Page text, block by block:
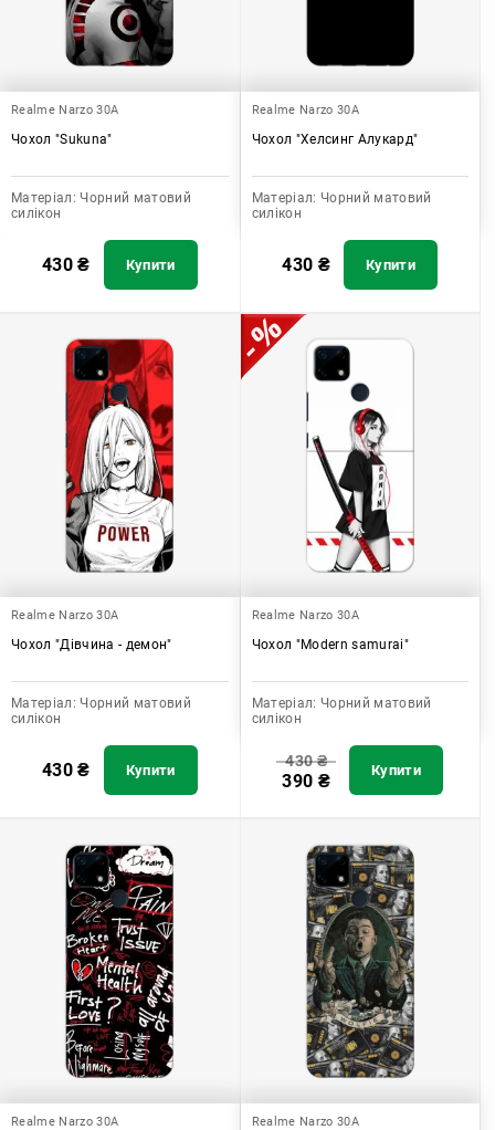
Realme Narzo 30A
Чохол "Sukuna"
Матеріал: Чорний матовий
силікон
430₴ Купити
Realme Narzo 30A
Чохол "Хелсинг Алукард"
Матеріал: Чорний матовий
силікон
430 ₴ Купити
Realme Narzo 30A
Чохол "Дівчина - демон"
Матеріал: Чорний матовий
силікон
430₴ Купити
Realme Narzo 30A
Чохол "Modern samurai"
Матеріал: Чорний матовий
силікон
430₴
390 ₴ Купити
Realme Narzo 30A Realme Narzo 30A